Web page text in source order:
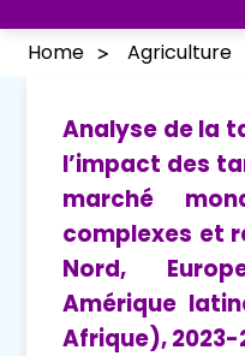
Home Agriculture
Analyse de la
l’impact des
marché
complexes et
Nord,
Amérique
Afrique), 2023-